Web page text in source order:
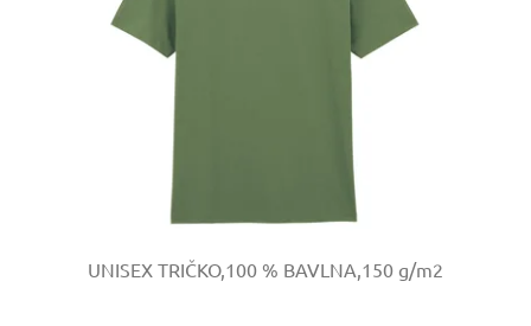
UNISEX TRIČKO,100 % BAVLNA,150 g/m2